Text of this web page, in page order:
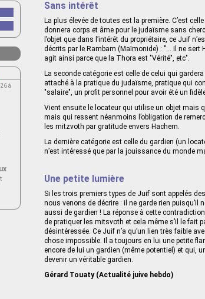
Sans intérêt
La plus élevée de toutes est la première. C’est
donnera corps et âme pour le judaïsme sans
l’objet que dans l’intérêt du propriétaire, ce Juif
décrits par le Rambam (Maïmonide) : "... Il ne sert
agit ainsi parce que la Thora est "Vérité", etc".
La seconde catégorie est celle de celui qui
attaché à la pratique du judaïsme, pratique qui
"salaire", un profit personnel pour avoir été un
Vient ensuite le locateur qui utilise un objet mais
mais qui ressent néanmoins l’obligation de
les mitzvoth par gratitude envers Hachem.
La dernière catégorie est celle du gardien (un
n’est intéressé que par la jouissance du monde
Une petite lumière
Si les trois premiers types de Juif sont appelés
nous venons de décrire : il ne garde rien
aussi de gardien ! La réponse à cette
de pratiquer les mitsvoth et cela même s’il le fait
désintéressée. Ce Juif n’a qu’un lien très faible
chose impossible. Il a toujours en lui une petite
encore de lui un gardien (même potentiel) et qui,
devenir un véritable gardien.
Gérard Touaty (Actualité juive hebdo)
à